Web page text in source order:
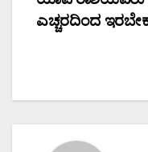
ಎಚ್ಚರದಿಂದ